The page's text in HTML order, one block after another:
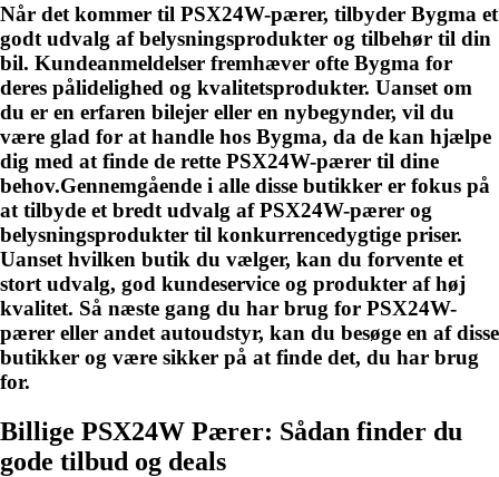
Når det kommer til PSX24W-pærer, tilbyder Bygma et
godt udvalg af belysningsprodukter og tilbehør til din
bil. Kundeanmeldelser fremhæver ofte Bygma for
deres pålidelighed og kvalitetsprodukter. Uanset om
du er en erfaren bilejer eller en nybegynder, vil du
være glad for at handle hos Bygma, da de kan hjælpe
dig med at finde de rette PSX24W-pærer til dine
behov.Gennemgående i alle disse butikker er fokus på
at tilbyde et bredt udvalg af PSX24W-pærer og
belysningsprodukter til konkurrencedygtige priser.
Uanset hvilken butik du vælger, kan du forvente et
stort udvalg, god kundeservice og produkter af høj
kvalitet. Så næste gang du har brug for PSX24W-
pærer eller andet autoudstyr, kan du besøge en af ​​disse
butikker og være sikker på at finde det, du har brug
for.
Billige PSX24W Pærer: Sådan finder du
gode tilbud og deals